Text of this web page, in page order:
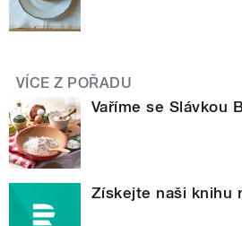
VÍCE Z POŘADU
Vaříme se Slávkou
Získejte naši knihu